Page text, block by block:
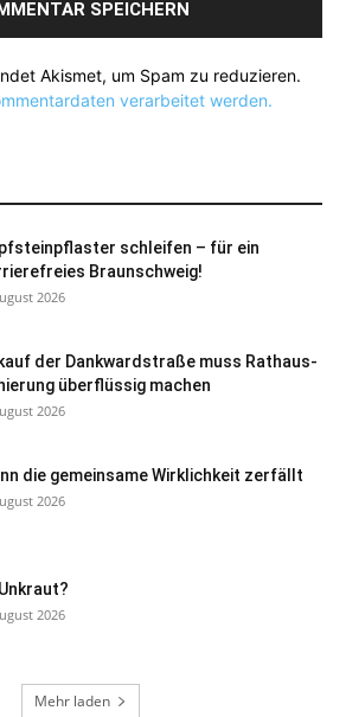
Akismet, um Spam zu reduzieren.
verarbeitet werden.
schleifen – für ein
Braunschweig!
2026
der Dankwardstraße muss Rathaus-
überflüssig machen
2026
die gemeinsame Wirklichkeit zerfällt
2026
2026
Mehr laden